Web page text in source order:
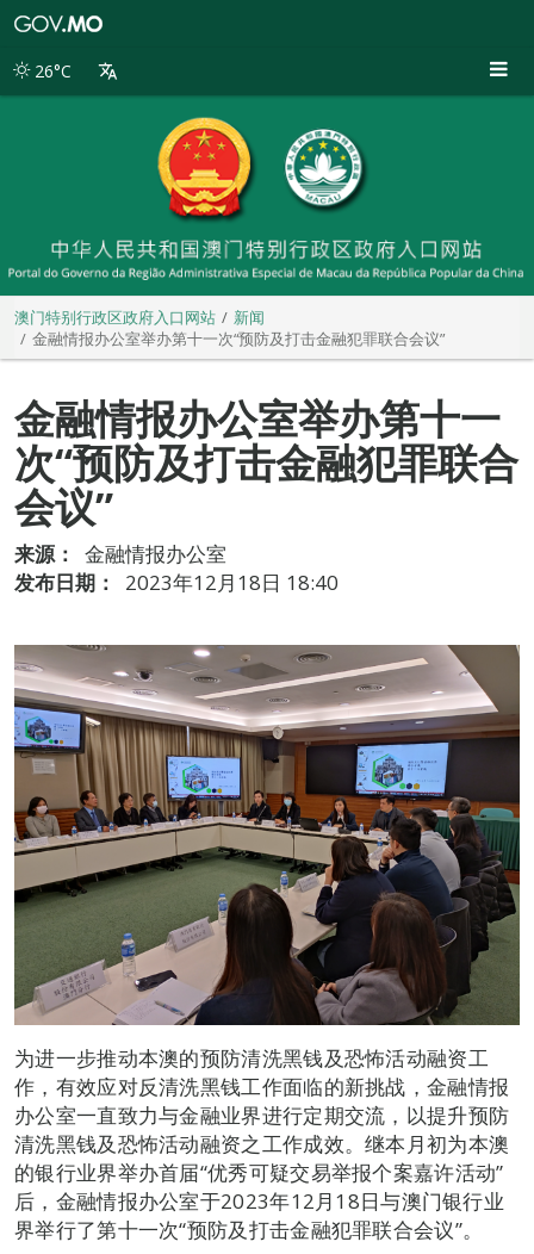
别
26°C
澳门特别行政区政府入口网站
新闻
金融情报办公室举办第十一次“预防及打击金融犯罪联合会议”
金融情报办公室举办第十一
次“预防及打击金融犯罪联合
会议”
来源：
金融情报办公室
发布日期：
2023年12月18日 18:40
为进一步推动本澳的预防清洗黑钱及恐怖活动融资工
作，有效应对反清洗黑钱工作面临的新挑战，金融情报
办公室一直致力与金融业界进行定期交流，以提升预防
清洗黑钱及恐怖活动融资之工作成效。继本月初为本澳
的银行业界举办首届“优秀可疑交易举报个案嘉许活动”
后，金融情报办公室于2023年12月18日与澳门银行业
界举行了第十一次“预防及打击金融犯罪联合会议”。